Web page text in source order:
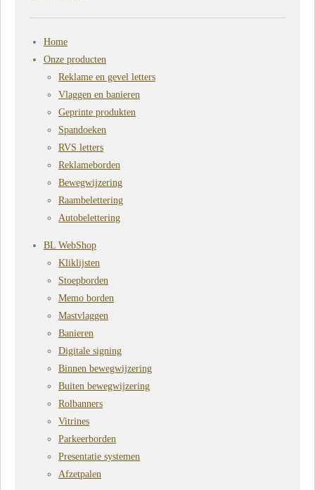
Home
Onze producten
Reklame en gevel letters
Vlaggen en banieren
Geprinte produkten
Spandoeken
RVS letters
Reklameborden
Bewegwijzering
Raambelettering
Autobelettering
BL WebShop
Kliklijsten
Stoepborden
Memo borden
Mastvlaggen
Banieren
Digitale signing
Binnen bewegwijzering
Buiten bewegwijzering
Rolbanners
Vitrines
Parkeerborden
Presentatie systemen
Afzetpalen